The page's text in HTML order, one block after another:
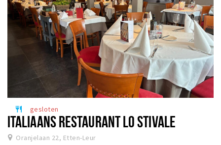
restaurant gesloten
ITALIAANS RESTAURANT LO STIVALE
Oranjelaan 22, Etten-Leur